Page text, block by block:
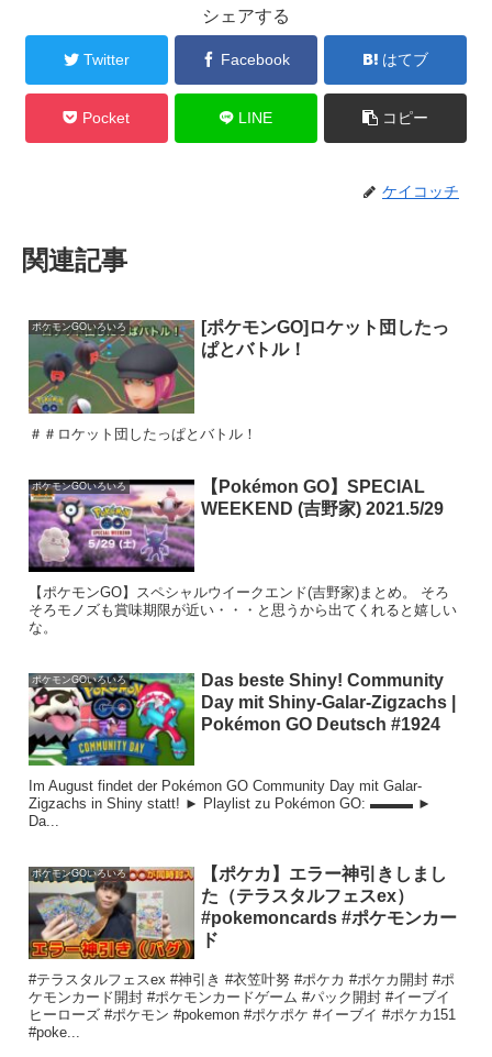
シェアする
Twitter Facebook はてブ
Pocket LINE コピー
ケイコッチ
関連記事
ポケモンGOいろいろ
[ポケモンGO]ロケット団したっ
ぱとバトル！
＃＃ロケット団したっぱとバトル！
ポケモンGOいろいろ
【Pokémon GO】SPECIAL
WEEKEND (吉野家) 2021.5/29
【ポケモンGO】スペシャルウイークエンド(吉野家)まとめ。 そろ
そろモノズも賞味期限が近い・・・と思うから出てくれると嬉しい
な。
ポケモンGOいろいろ
Das beste Shiny! Community
Day mit Shiny-Galar-Zigzachs |
Pokémon GO Deutsch #1924
Im August findet der Pokémon GO Community Day mit Galar-
Zigzachs in Shiny statt! ► Playlist zu Pokémon GO: ▬▬▬ ►
Da...
ポケモンGOいろいろ
【ポケカ】エラー神引きしまし
た（テラスタルフェスex）
#pokemoncards #ポケモンカー
ド
#テラスタルフェスex #神引き #衣笠叶努 #ポケカ #ポケカ開封 #ポ
ケモンカード開封 #ポケモンカードゲーム #パック開封 #イーブイ
ヒーローズ #ポケモン #pokemon #ポケポケ #イーブイ #ポケカ151
#poke...